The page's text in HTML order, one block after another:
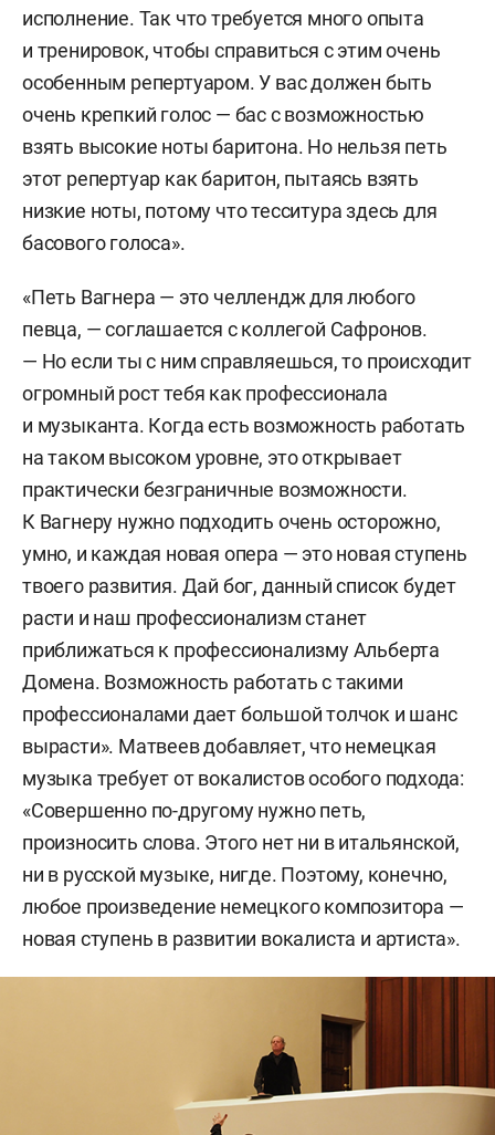
исполнение. Так что требуется много опыта
и тренировок, чтобы справиться с этим очень
особенным репертуаром. У вас должен быть
очень крепкий голос — бас с возможностью
взять высокие ноты баритона. Но нельзя петь
этот репертуар как баритон, пытаясь взять
низкие ноты, потому что тесситура здесь для
басового голоса».
«Петь Вагнера — это челлендж для любого
певца, — соглашается с коллегой Сафронов.
— Но если ты с ним справляешься, то происходит
огромный рост тебя как профессионала
и музыканта. Когда есть возможность работать
на таком высоком уровне, это открывает
практически безграничные возможности.
К Вагнеру нужно подходить очень осторожно,
умно, и каждая новая опера — это новая ступень
твоего развития. Дай бог, данный список будет
расти и наш профессионализм станет
приближаться к профессионализму Альберта
Домена. Возможность работать с такими
профессионалами дает большой толчок и шанс
вырасти». Матвеев добавляет, что немецкая
музыка требует от вокалистов особого подхода:
«Совершенно по-другому нужно петь,
произносить слова. Этого нет ни в итальянской,
ни в русской музыке, нигде. Поэтому, конечно,
любое произведение немецкого композитора —
новая ступень в развитии вокалиста и артиста».